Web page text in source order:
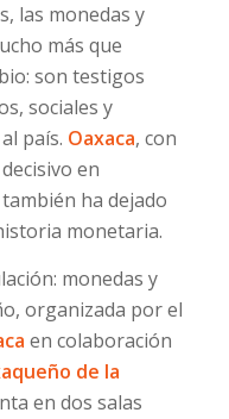
las monedas y
más que
son testigos
sociales y
país. Oaxaca, con
en
ha dejado
monetaria.
monedas y
organizada por el
en colaboración
de la
en dos salas